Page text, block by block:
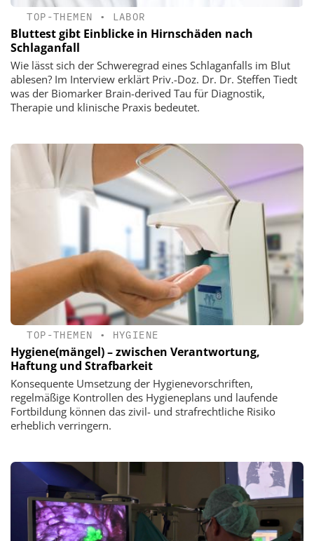
TOP-THEMEN • LABOR
Bluttest gibt Einblicke in Hirnschäden nach
Schlaganfall
Wie lässt sich der Schweregrad eines Schlaganfalls im Blut
ablesen? Im Interview erklärt Priv.-Doz. Dr. Dr. Steffen Tiedt
was der Biomarker Brain-derived Tau für Diagnostik,
Therapie und klinische Praxis bedeutet.
TOP-THEMEN • HYGIENE
Hygiene(mängel) – zwischen Verantwortung,
Haftung und Strafbarkeit
Konsequente Umsetzung der Hygienevorschriften,
regelmäßige Kontrollen des Hygieneplans und laufende
Fortbildung können das zivil- und strafrechtliche Risiko
erheblich verringern.